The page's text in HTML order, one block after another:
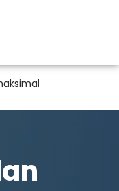
Manfaat Perjanjian